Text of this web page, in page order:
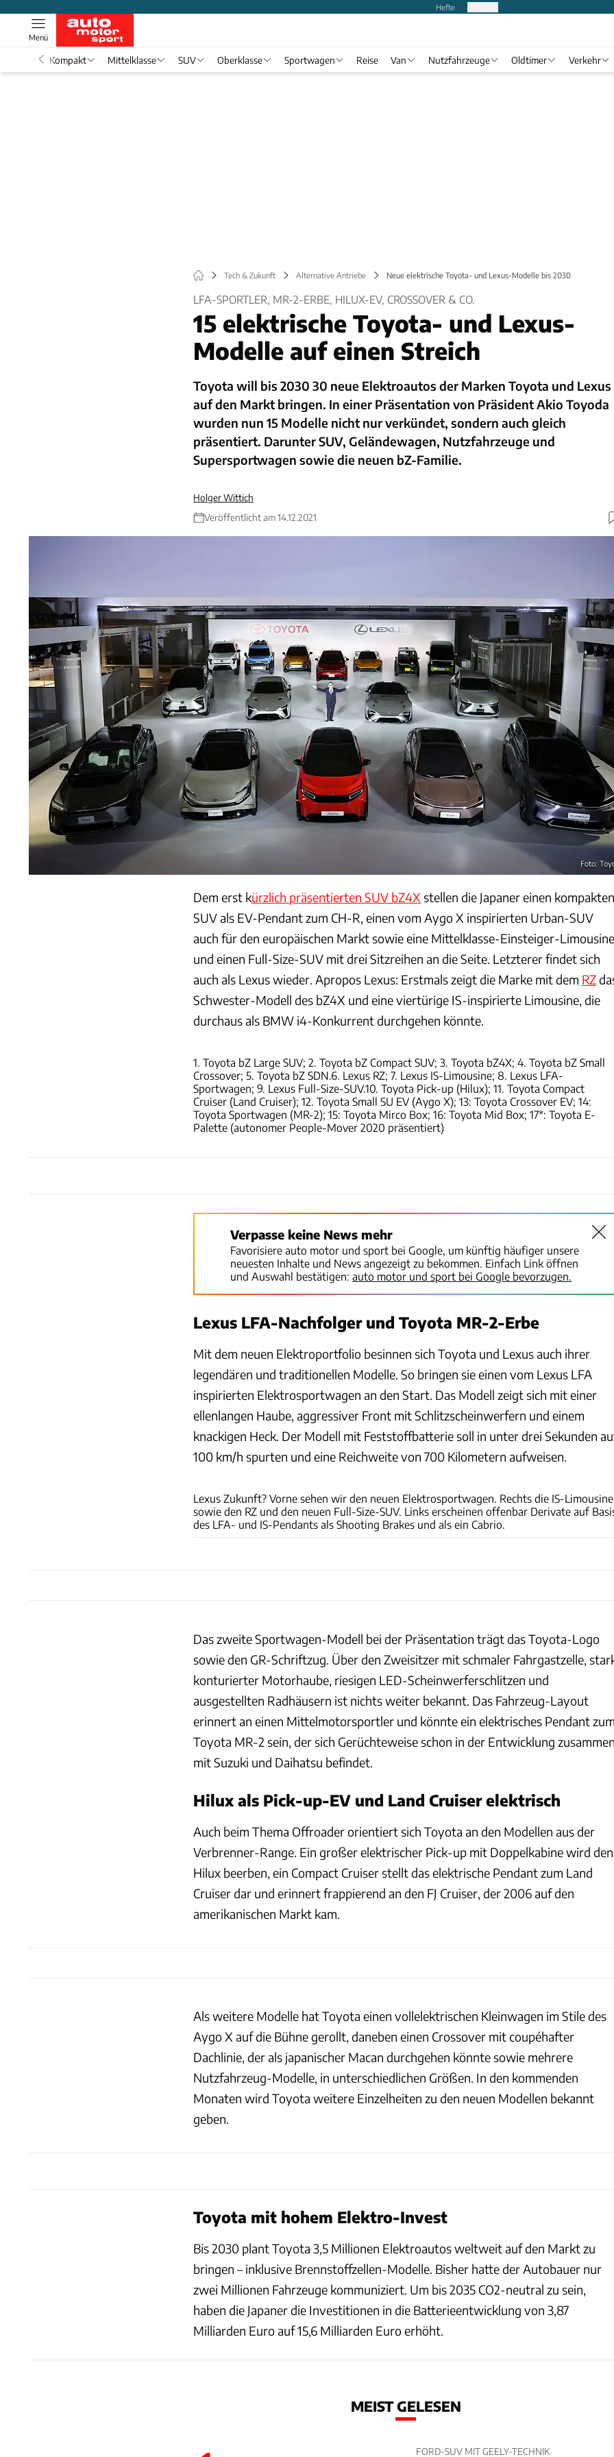
Hefte
Menü
Kompakt Mittelklasse SUV Oberklasse Sportwagen Reise Van Nutzfahrzeuge Oldtimer Verkehr
Tech & Zukunft Alternative Antriebe Neue elektrische Toyota- und Lexus-Modelle bis 2030
LFA-SPORTLER, MR-2-ERBE, HILUX-EV, CROSSOVER & CO.
15 elektrische Toyota- und Lexus-
Modelle auf einen Streich
Toyota will bis 2030 30 neue Elektroautos der Marken Toyota und Lexus
auf den Markt bringen. In einer Präsentation von Präsident Akio Toyoda
wurden nun 15 Modelle nicht nur verkündet, sondern auch gleich
präsentiert. Darunter SUV, Geländewagen, Nutzfahrzeuge und
Supersportwagen sowie die neuen bZ-Familie.
Holger Wittich
Veröffentlicht am 14.12.2021
Foto:
Dem erst kürzlich präsentierten SUV bZ4X stellen die Japaner einen kompakten
SUV als EV-Pendant zum CH-R, einen vom Aygo X inspirierten Urban-SUV
auch für den europäischen Markt sowie eine Mittelklasse-Einsteiger-Limousine
und einen Full-Size-SUV mit drei Sitzreihen an die Seite. Letzterer findet sich
auch als Lexus wieder. Apropos Lexus: Erstmals zeigt die Marke mit dem RZ
Schwester-Modell des bZ4X und eine viertürige IS-inspirierte Limousine, die
durchaus als BMW i4-Konkurrent durchgehen könnte.
1. Toyota bZ Large SUV; 2. Toyota bZ Compact SUV; 3. Toyota bZ4X; 4. Toyota bZ Small
Crossover; 5. Toyota bZ SDN.6. Lexus RZ; 7. Lexus IS-Limousine; 8. Lexus LFA-
Sportwagen; 9. Lexus Full-Size-SUV.10. Toyota Pick-up (Hilux); 11. Toyota Compact
Cruiser (Land Cruiser); 12. Toyota Small SU EV (Aygo X); 13: Toyota Crossover EV; 14:
Toyota Sportwagen (MR-2); 15: Toyota Mirco Box; 16: Toyota Mid Box; 17*: Toyota E-
Palette (autonomer People-Mover 2020 präsentiert)
Verpasse keine News mehr
Favorisiere auto motor und sport bei Google, um künftig häufiger unsere
neuesten Inhalte und News angezeigt zu bekommen. Einfach Link öffnen
und Auswahl bestätigen: auto motor und sport bei Google bevorzugen.
Lexus LFA-Nachfolger und Toyota MR-2-Erbe
Mit dem neuen Elektroportfolio besinnen sich Toyota und Lexus auch ihrer
legendären und traditionellen Modelle. So bringen sie einen vom Lexus LFA
inspirierten Elektrosportwagen an den Start. Das Modell zeigt sich mit einer
ellenlangen Haube, aggressiver Front mit Schlitzscheinwerfern und einem
knackigen Heck. Der Modell mit Feststoffbatterie soll in unter drei Sekunden
100 km/h spurten und eine Reichweite von 700 Kilometern aufweisen.
Lexus Zukunft? Vorne sehen wir den neuen Elektrosportwagen. Rechts die IS-Limousine
sowie den RZ und den neuen Full-Size-SUV. Links erscheinen offenbar Derivate auf
des LFA- und IS-Pendants als Shooting Brakes und als ein Cabrio.
Das zweite Sportwagen-Modell bei der Präsentation trägt das Toyota-Logo
sowie den GR-Schriftzug. Über den Zweisitzer mit schmaler Fahrgastzelle,
konturierter Motorhaube, riesigen LED-Scheinwerferschlitzen und
ausgestellten Radhäusern ist nichts weiter bekannt. Das Fahrzeug-Layout
erinnert an einen Mittelmotorsportler und könnte ein elektrisches Pendant
Toyota MR-2 sein, der sich Gerüchteweise schon in der Entwicklung
mit Suzuki und Daihatsu befindet.
Hilux als Pick-up-EV und Land Cruiser elektrisch
Auch beim Thema Offroader orientiert sich Toyota an den Modellen aus der
Verbrenner-Range. Ein großer elektrischer Pick-up mit Doppelkabine wird den
Hilux beerben, ein Compact Cruiser stellt das elektrische Pendant zum Land
Cruiser dar und erinnert frappierend an den FJ Cruiser, der 2006 auf den
amerikanischen Markt kam.
Als weitere Modelle hat Toyota einen vollelektrischen Kleinwagen im Stile des
Aygo X auf die Bühne gerollt, daneben einen Crossover mit coupéhafter
Dachlinie, der als japanischer Macan durchgehen könnte sowie mehrere
Nutzfahrzeug-Modelle, in unterschiedlichen Größen. In den kommenden
Monaten wird Toyota weitere Einzelheiten zu den neuen Modellen bekannt
geben.
Toyota mit hohem Elektro-Invest
Bis 2030 plant Toyota 3,5 Millionen Elektroautos weltweit auf den Markt zu
bringen – inklusive Brennstoffzellen-Modelle. Bisher hatte der Autobauer nur
zwei Millionen Fahrzeuge kommuniziert. Um bis 2035 CO2-neutral zu sein,
haben die Japaner die Investitionen in die Batterieentwicklung von 3,87
Milliarden Euro auf 15,6 Milliarden Euro erhöht.
MEIST GELESEN
FORD-SUV MIT GEELY-TECHNIK